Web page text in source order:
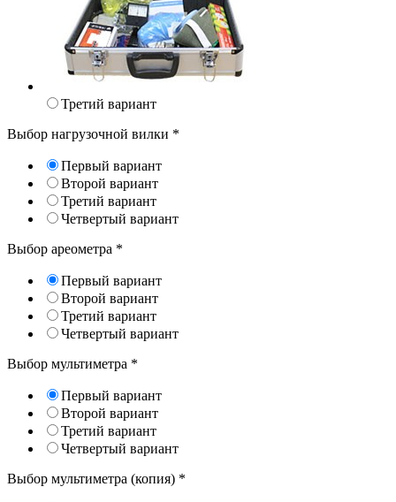
Третий вариант
Выбор нагрузочной вилки *
Первый вариант
Второй вариант
Третий вариант
Четвертый вариант
Выбор ареометра *
Первый вариант
Второй вариант
Третий вариант
Четвертый вариант
Выбор мультиметра *
Первый вариант
Второй вариант
Третий вариант
Четвертый вариант
Выбор мультиметра (копия) *